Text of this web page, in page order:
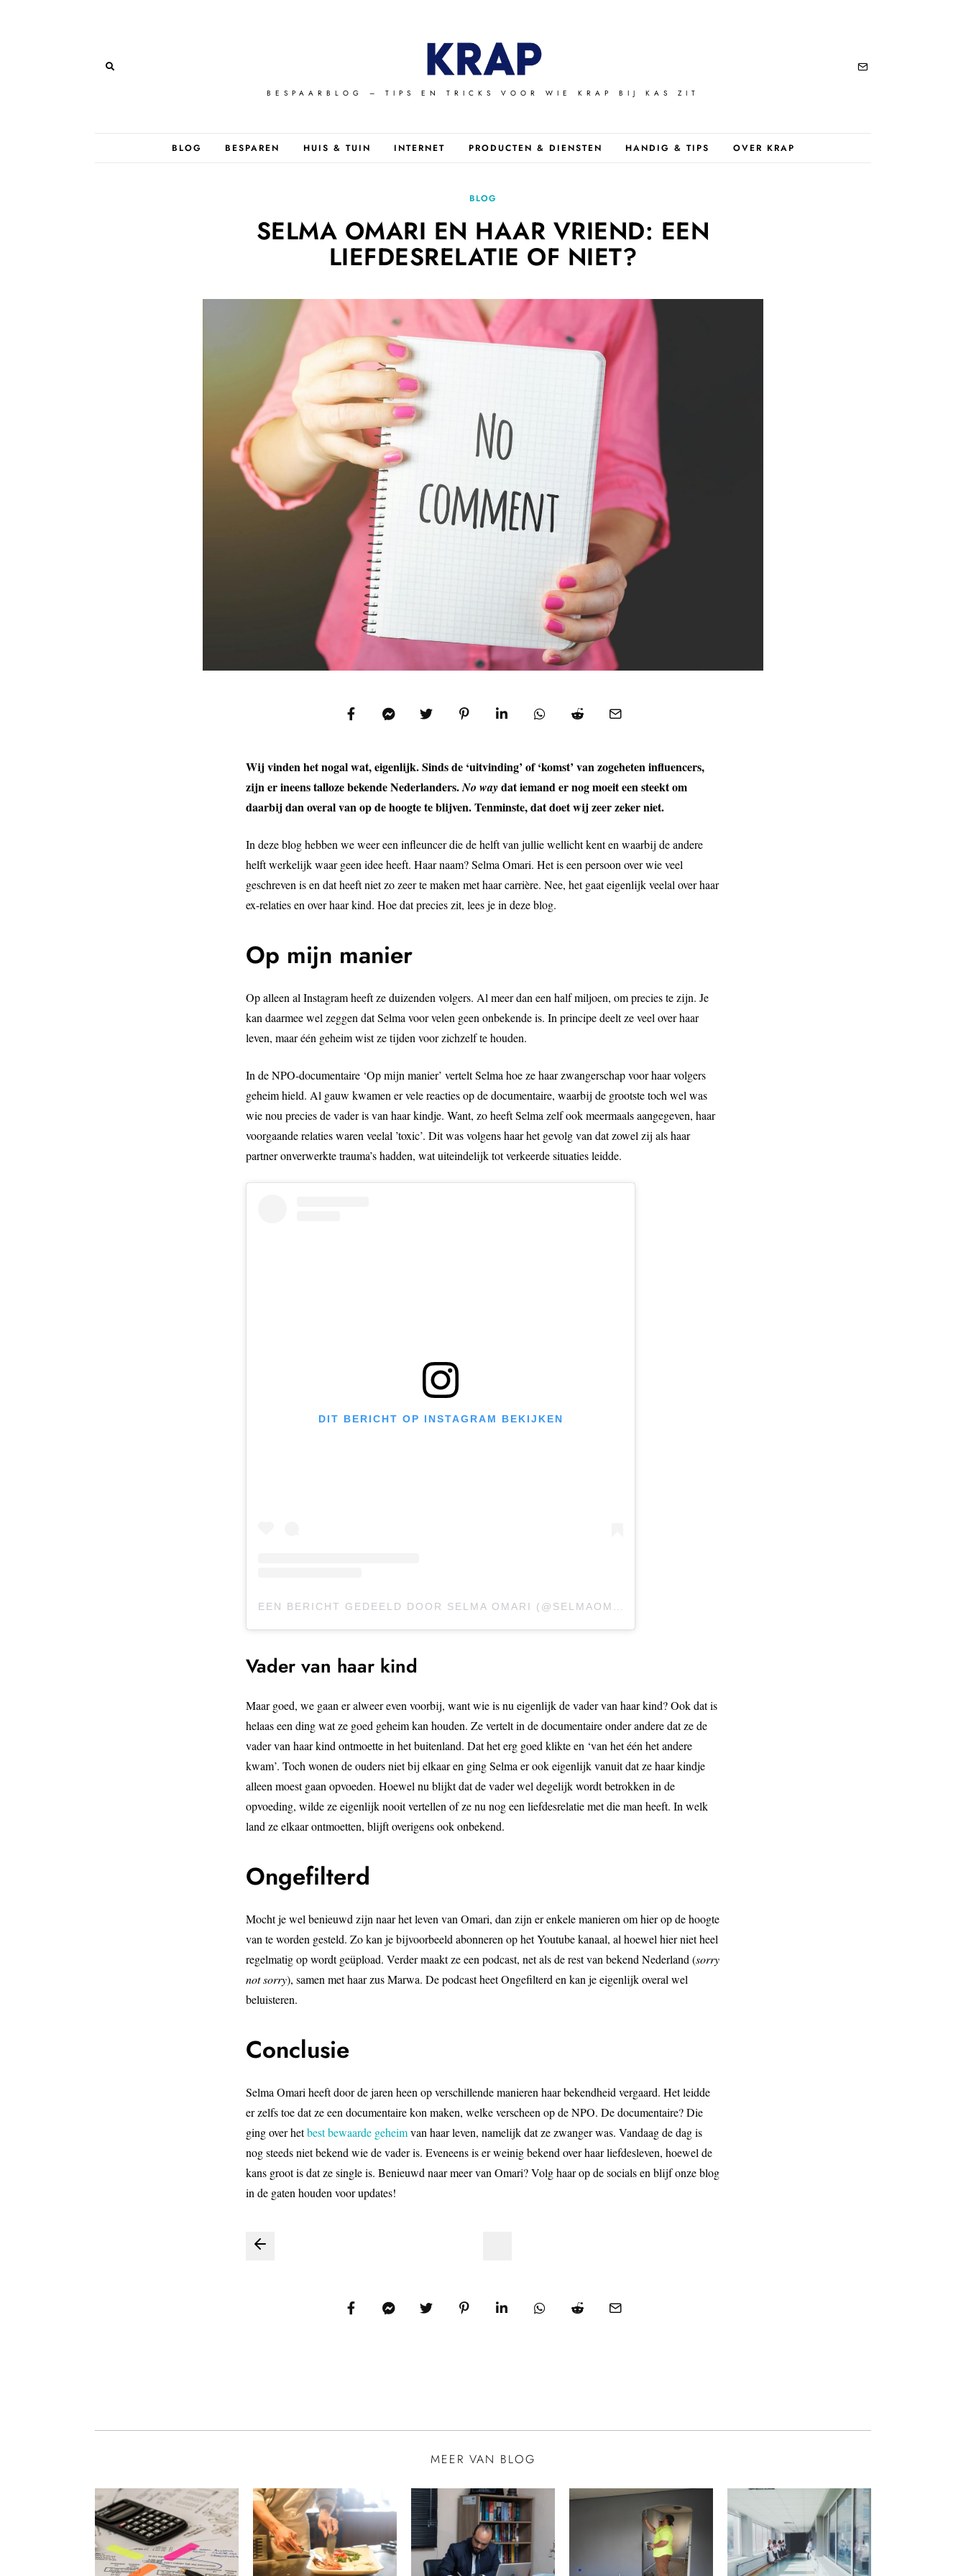
BESPAARBLOG – TIPS EN TRICKS VOOR WIE KRAP BIJ KAS ZIT
BLOG BESPAREN HUIS & TUIN INTERNET PRODUCTEN & DIENSTEN HANDIG & TIPS OVER KRAP
BLOG
SELMA OMARI EN HAAR VRIEND: EEN
LIEFDESRELATIE OF NIET?
Wij vinden het nogal wat, eigenlijk. Sinds de ‘uitvinding’ of ‘komst’ van zogeheten influencers,
zijn er ineens talloze bekende Nederlanders.No waydat iemand er nog moeit een steekt om
daarbij dan overal van op de hoogte te blijven. Tenminste, dat doet wij zeer zeker niet.
In deze blog hebben we weer een infleuncer die de helft van jullie wellicht kent en waarbij de andere
helft werkelijk waar geen idee heeft. Haar naam? Selma Omari. Het is een persoon over wie veel
geschreven is en dat heeft niet zo zeer te maken met haar carrière. Nee, het gaat eigenlijk veelal over haar
ex-relaties en over haar kind. Hoe dat precies zit, lees je in deze blog.
Op mijn manier
Op alleen al Instagram heeft ze duizenden volgers. Al meer dan een half miljoen, om precies te zijn. Je
kan daarmee wel zeggen dat Selma voor velen geen onbekende is. In principe deelt ze veel over haar
leven, maar één geheim wist ze tijden voor zichzelf te houden.
In de NPO-documentaire ‘Op mijn manier’ vertelt Selma hoe ze haar zwangerschap voor haar volgers
geheim hield. Al gauw kwamen er vele reacties op de documentaire, waarbij de grootste toch wel was
wie nou precies de vader is van haar kindje. Want, zo heeft Selma zelf ook meermaals aangegeven, haar
voorgaande relaties waren veelal ’toxic’. Dit was volgens haar het gevolg van dat zowel zij als haar
partner onverwerkte trauma’s hadden, wat uiteindelijk tot verkeerde situaties leidde.
DIT BERICHT OP INSTAGRAM BEKIJKEN
EEN BERICHT GEDEELD DOOR SELMA OMARI (@SELMAOMARI)
Vader van haar kind
Maar goed, we gaan er alweer even voorbij, want wie is nu eigenlijk de vader van haar kind? Ook dat is
helaas een ding wat ze goed geheim kan houden. Ze vertelt in de documentaire onder andere dat ze de
vader van haar kind ontmoette in het buitenland. Dat het erg goed klikte en ‘van het één het andere
kwam’. Toch wonen de ouders niet bij elkaar en ging Selma er ook eigenlijk vanuit dat ze haar kindje
alleen moest gaan opvoeden. Hoewel nu blijkt dat de vader wel degelijk wordt betrokken in de
opvoeding, wilde ze eigenlijk nooit vertellen of ze nu nog een liefdesrelatie met die man heeft. In welk
land ze elkaar ontmoetten, blijft overigens ook onbekend.
Ongefilterd
Mocht je wel benieuwd zijn naar het leven van Omari, dan zijn er enkele manieren om hier op de hoogte
van te worden gesteld. Zo kan je bijvoorbeeld abonneren op het Youtube kanaal, al hoewel hier niet heel
regelmatig op wordt geüpload. Verder maakt ze een podcast, net als de rest van bekend Nederland (sorry
not sorry), samen met haar zus Marwa. De podcast heet Ongefilterd en kan je eigenlijk overal wel
beluisteren.
Conclusie
Selma Omari heeft door de jaren heen op verschillende manieren haar bekendheid vergaard. Het leidde
er zelfs toe dat ze een documentaire kon maken, welke verscheen op de NPO. De documentaire? Die
ging over hetbest bewaarde geheimvan haar leven, namelijk dat ze zwanger was. Vandaag de dag is
nog steeds niet bekend wie de vader is. Eveneens is er weinig bekend over haar liefdesleven, hoewel de
kans groot is dat ze single is. Benieuwd naar meer van Omari? Volg haar op de socials en blijf onze blog
in de gaten houden voor updates!
Bericht
MEER VAN BLOG